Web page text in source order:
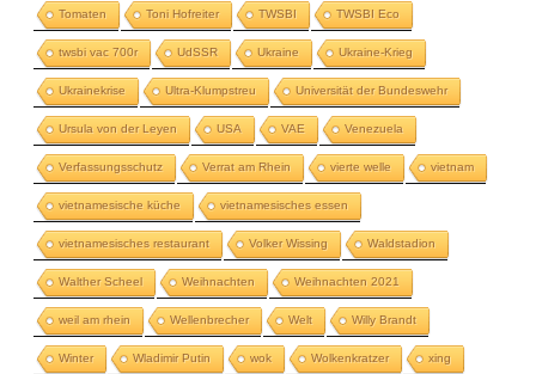
Tomaten Toni Hofreiter TWSBI TWSBI Eco
twsbi vac 700r UdSSR Ukraine Ukraine-Krieg
Ukrainekrise Ultra-Klumpstreu Universität der Bundeswehr
Ursula von der Leyen USA VAE Venezuela
Verfassungsschutz Verrat am Rhein vierte welle vietnam
vietnamesische küche vietnamesisches essen
vietnamesisches restaurant Volker Wissing Waldstadion
Walther Scheel Weihnachten Weihnachten 2021
weil am rhein Wellenbrecher Welt Willy Brandt
Winter Wladimir Putin wok Wolkenkratzer xing